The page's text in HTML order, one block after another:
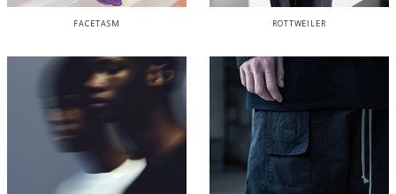
FACETASM ROTTWEILER